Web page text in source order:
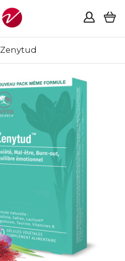
Zenytud